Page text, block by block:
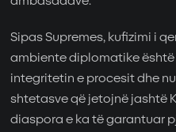
Sipas Supremes, kufizimi i
ambiente diplomatike është
integritetin e procesit dhe
shtetasve që jetojnë jashtë
diaspora e ka të garantuar